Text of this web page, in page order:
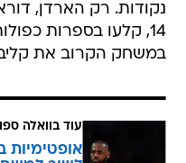
נקודות. רק הארדן,
14, קלעו בספרות
במשחק הקרוב את
עוד בוואלה
אופטימיות